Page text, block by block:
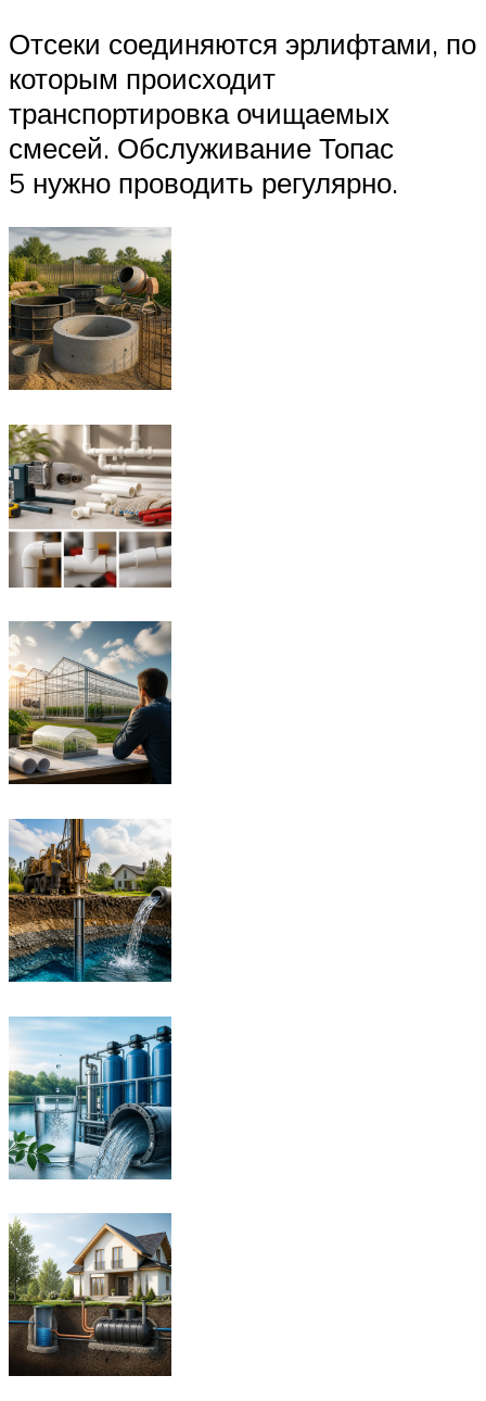
Отсеки соединяются эрлифтами, по
которым происходит
транспортировка очищаемых
смесей. Обслуживание Топас
5 нужно проводить регулярно.